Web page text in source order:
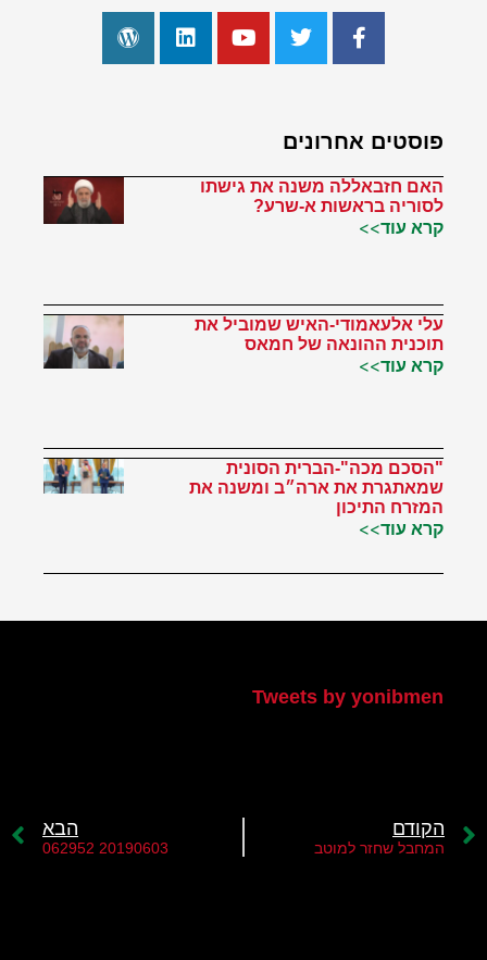
פוסטים אחרונים
האם חזבאללה משנה את גישתו
לסוריה בראשות א-שרע?
קרא עוד>>
עלי אלעאמודי-האיש שמוביל את
תוכנית ההונאה של חמאס
קרא עוד>>
"הסכם מכה"-הברית הסונית
שמאתגרת את ארה״ב ומשנה את
המזרח התיכון
קרא עוד>>
Tweets by yonibmen
הקודם
המחבל שחזר למוטב
הבא
20190603 062952